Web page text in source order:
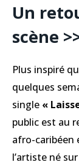
Un
scène
Plus inspiré
quelques
single «
public est au
afro-caribéen
l’artiste né